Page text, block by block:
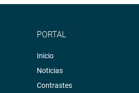
PORTAL
Inicio
Noticias
Contrastes